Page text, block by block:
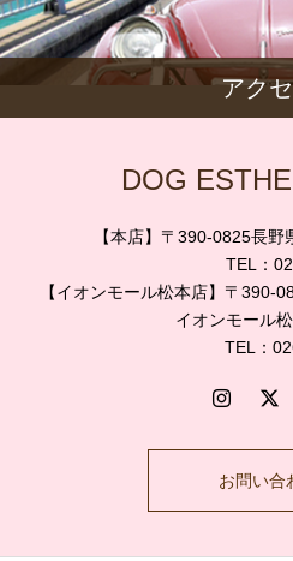
アク
DOG
【本店】〒390-0825長
TEL：
【イオンモール松本店】〒390-
イオンモール
TEL：
お問い合